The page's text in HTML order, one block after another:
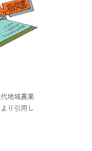
地域農業
り引用し